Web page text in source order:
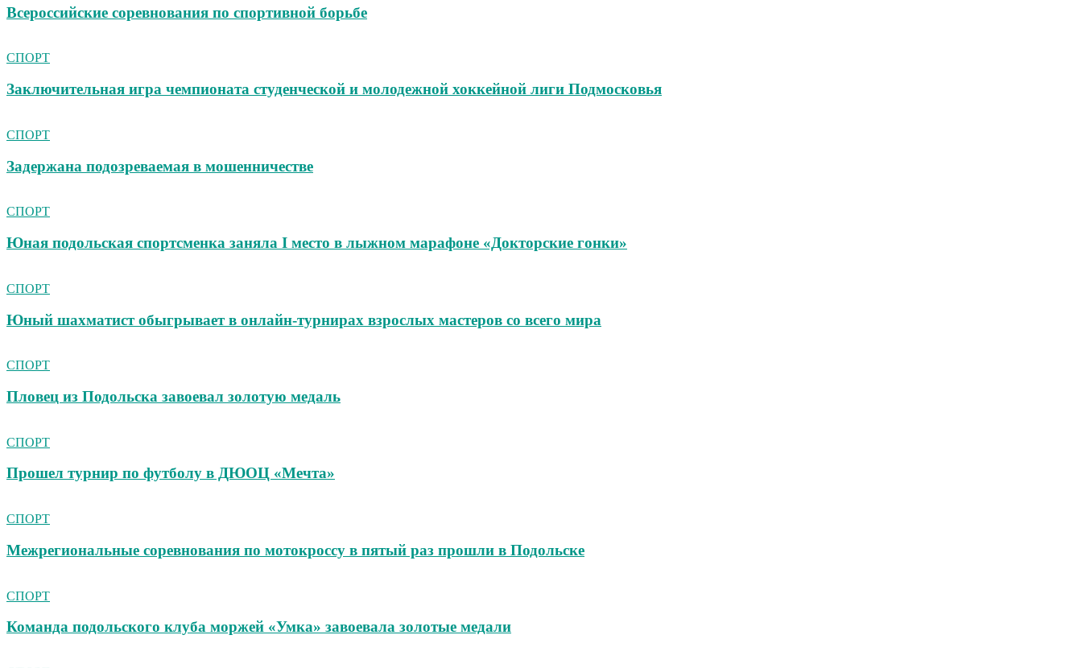
Всероссийские соревнования по спортивной борьбе
СПОРТ
Заключительная игра чемпионата студенческой и молодежной хоккейной лиги Подмосковья
СПОРТ
Задержана подозреваемая в мошенничестве
СПОРТ
Юная подольская спортсменка заняла I место в лыжном марафоне «Докторские гонки»
СПОРТ
Юный шахматист обыгрывает в онлайн‑турнирах взрослых мастеров со всего мира
СПОРТ
Пловец из Подольска завоевал золотую медаль
СПОРТ
Прошел турнир по футболу в ДЮОЦ «Мечта»
СПОРТ
Межрегиональные соревнования по мотокроссу в пятый раз прошли в Подольске
СПОРТ
Команда подольского клуба моржей «Умка» завоевала золотые медали